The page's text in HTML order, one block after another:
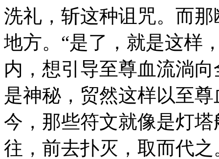
洗礼，斩这种诅咒。而
地方。“是了，就是这样
内，想引导至尊血流淌
是神秘，贸然这样以至
今，那些符文就像是灯
往，前去扑灭，取而代